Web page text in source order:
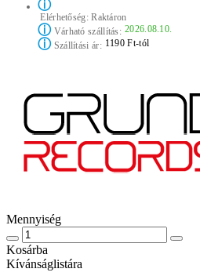
ⓘ
Elérhetőség:Raktáron
ⓘVárható szállítás: 2026.08.10.
ⓘSzállítási ár: 1190 Ft-tól
Mennyiség
Kosárba
Kívánságlistára